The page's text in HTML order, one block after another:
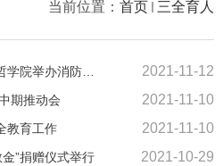
当前位置： 首页 三全育人
2021-11-12
期推动会 2021-11-10
教育工作 2021-11-10
”捐赠仪式举行 2021-10-29